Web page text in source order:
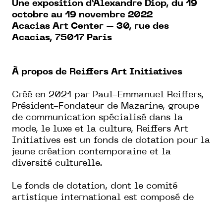
Une exposition d’Alexandre Diop, du 19
octobre au 19 novembre 2022
Acacias Art Center – 30, rue des
Acacias, 75017 Paris
À propos de Reiffers Art Initiatives
Créé en 2021 par Paul-Emmanuel Reiffers,
Président-Fondateur de Mazarine, groupe
de communication spécialisé dans la
mode, le luxe et la culture, Reiffers Art
Initiatives est un fonds de dotation pour la
jeune création contemporaine et la
diversité culturelle.
Le fonds de dotation, dont le comité
artistique international est composé de